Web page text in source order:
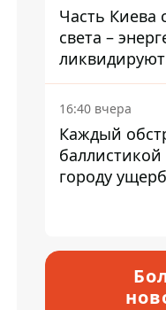
Часть Киева
света –
16:40 вчера
Каждый
городу